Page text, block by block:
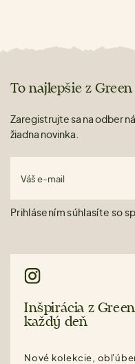
To najlepšie z
Zaregistrujte sa na odber
žiadna novinka.
Váš e-mail
Prihlásením súhlasíte so
Inšpirácia z
každý deň
Nové kolekcie,